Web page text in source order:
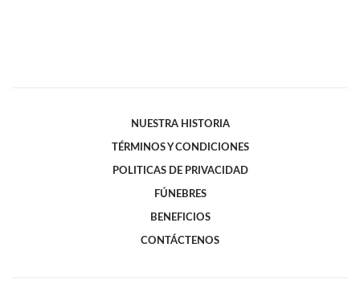
NUESTRA HISTORIA
TÉRMINOS Y CONDICIONES
POLITICAS DE PRIVACIDAD
FÚNEBRES
BENEFICIOS
CONTÁCTENOS